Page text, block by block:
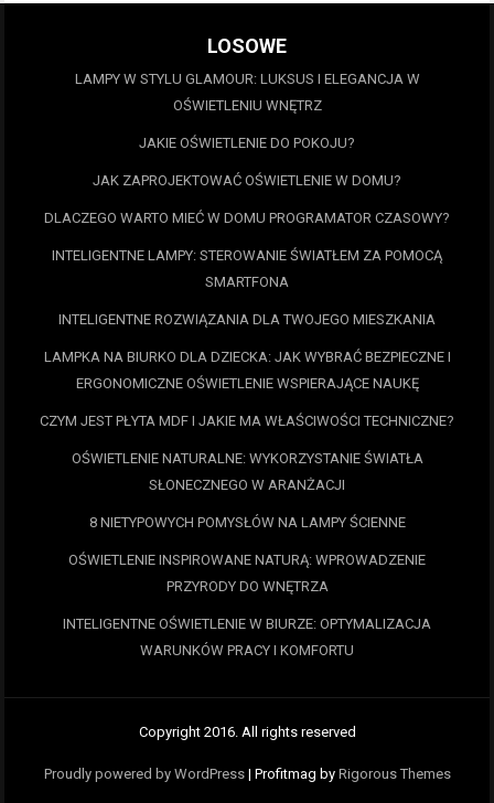
LOSOWE
LAMPY W STYLU GLAMOUR: LUKSUS I ELEGANCJA W
OŚWIETLENIU WNĘTRZ
JAKIE OŚWIETLENIE DO POKOJU?
JAK ZAPROJEKTOWAĆ OŚWIETLENIE W DOMU?
DLACZEGO WARTO MIEĆ W DOMU PROGRAMATOR CZASOWY?
INTELIGENTNE LAMPY: STEROWANIE ŚWIATŁEM ZA POMOCĄ
SMARTFONA
INTELIGENTNE ROZWIĄZANIA DLA TWOJEGO MIESZKANIA
LAMPKA NA BIURKO DLA DZIECKA: JAK WYBRAĆ BEZPIECZNE I
ERGONOMICZNE OŚWIETLENIE WSPIERAJĄCE NAUKĘ
CZYM JEST PŁYTA MDF I JAKIE MA WŁAŚCIWOŚCI TECHNICZNE?
OŚWIETLENIE NATURALNE: WYKORZYSTANIE ŚWIATŁA
SŁONECZNEGO W ARANŻACJI
8 NIETYPOWYCH POMYSŁÓW NA LAMPY ŚCIENNE
OŚWIETLENIE INSPIROWANE NATURĄ: WPROWADZENIE
PRZYRODY DO WNĘTRZA
INTELIGENTNE OŚWIETLENIE W BIURZE: OPTYMALIZACJA
WARUNKÓW PRACY I KOMFORTU
Copyright 2016. All rights reserved
Proudly powered by WordPress | Profitmag by Rigorous Themes